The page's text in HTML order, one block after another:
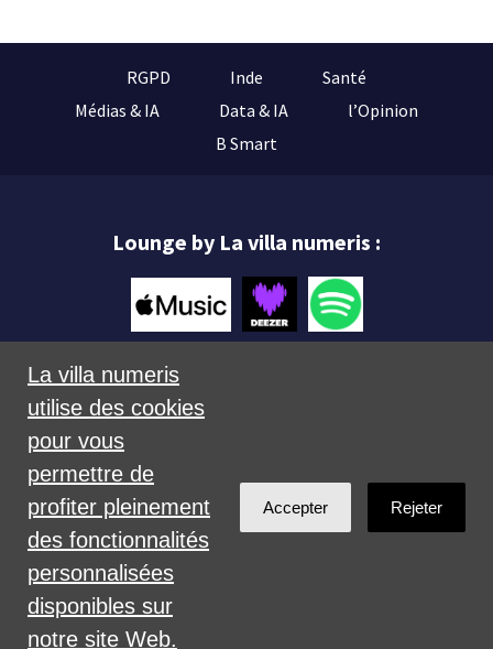
RGPD Inde
Santé
Médias & IA
Data & IA
l’Opinion
B Smart
Lounge by La villa numeris :
Créé avec
La villa numeris
utilise des cookies
pour vous
permettre de
profiter pleinement
des fonctionnalités
personnalisées
disponibles sur
notre site Web.
Accepter Rejeter